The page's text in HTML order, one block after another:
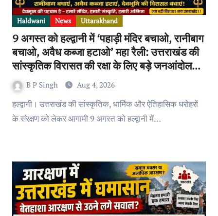
Haldwani News Uttarakhand
9 अगस्त को हल्द्वानी में ‘पहाड़ी मंदिर बचाओ, रानीबाग
बचाओ, अवैध कब्जा हटाओ’ महा रैली: उत्तराखंड की
सांस्कृतिक विरासत की रक्षा के लिए बड़े जनआंदोलन
की तैयारी
B P Singh Aug 4, 2026
हल्द्वानी। उत्तराखंड की सांस्कृतिक, धार्मिक और ऐतिहासिक धरोहरों
के संरक्षण को लेकर आगामी 9 अगस्त को हल्द्वानी में…